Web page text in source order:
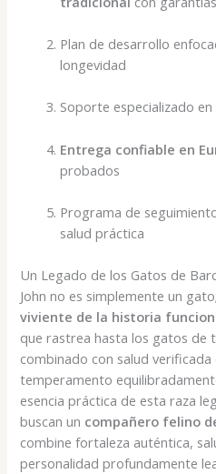
Plan de desarrollo
longevidad
Soporte especializado
Entrega confiable en
probados
Programa de
salud práctica
Un Legado de los Gatos de
John no es simplemente un
viviente de la historia
que rastrea hasta los gatos de
combinado con salud
temperamento
esencia práctica de esta raza
buscan un compañero felino
combine fortaleza auténtica,
personalidad profundamente